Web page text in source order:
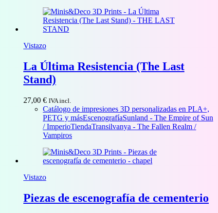
33,00 €
Vistazo
La Última Resistencia (The Last
Stand)
27,00 € IVA incl.
Catálogo de impresiones 3D personalizadas en PLA+,
PETG y másEscenografíaSunland - The Empire of Sun
/ ImperioTiendaTransilvanya - The Fallen Realm /
Vampiros
Vistazo
Piezas de escenografía de cementerio